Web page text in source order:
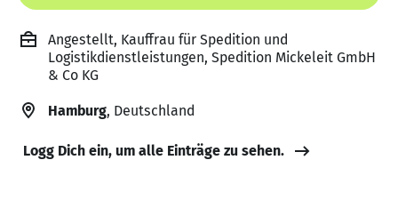
Angestellt, Kauffrau für Spedition und
Logistikdienstleistungen, Spedition Mickeleit GmbH
& Co KG
Hamburg, Deutschland
Logg Dich ein, um alle Einträge zu sehen.